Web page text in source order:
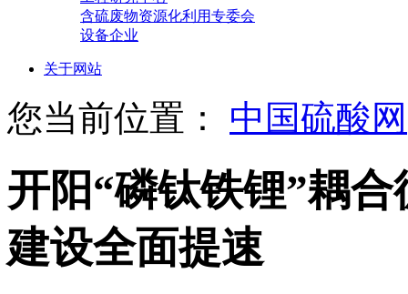
含硫废物资源化利用专委会
设备企业
关于网站
您当前位置： 中国硫酸网
开阳“磷钛铁锂”耦
建设全面提速